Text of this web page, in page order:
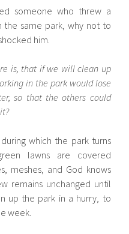
someone who threw a
same park, why not to
him.
is, that if we will clean up
in the park would lose
so that the others could
which the park turns
lawns are covered
meshes, and God knows
remains unchanged until
up the park in a hurry, to
week.